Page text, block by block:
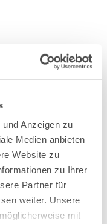
Anzeigen zu
Medien anbieten
Website zu
zu Ihrer
Partner für
weiter. Unsere
mit
steht auf
von Familie
der
(BVMD) gehört